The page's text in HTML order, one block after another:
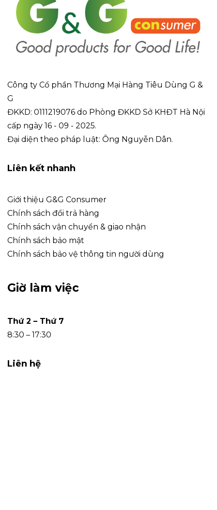
Công ty Cổ phần Thương Mại Hàng Tiêu Dùng G &
G
ĐKKD: 0111219076 do Phòng ĐKKD Sở KHĐT Hà Nội
cấp ngày 16 - 09 - 2025.
Đại diện theo pháp luật: Ông Nguyễn Dân.
Liên kết nhanh
Giới thiệu G&G Consumer
Chính sách đổi trả hàng
Chính sách vận chuyển & giao nhận
Chính sách bảo mật
Chính sách bảo vệ thông tin người dùng
Giờ làm việc
Thứ 2 – Thứ 7
8:30 – 17:30
Liên hệ